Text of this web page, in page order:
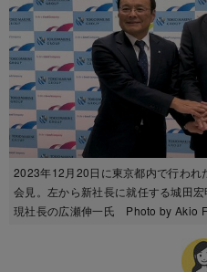
2023年12月20日に東京都内で行われ
会見。左から新社長に就任する城田
現社長の広瀬伸一氏 Photo by Akio